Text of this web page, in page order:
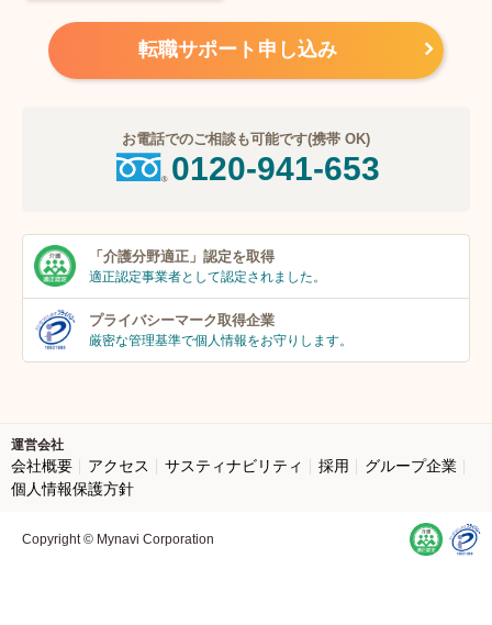
転職サポート申し込み
お電話でのご相談も可能です(携帯 OK)
0120-941-653
「介護分野適正」 認定を取得
適正認定事業者として認定されました。
プライバシーマーク取得企業
厳密な管理基準で個人情報をお守りします。
運営会社
会社概要 アクセス サスティナビリティ 採用
グループ企業
個人情報保護方針
Copyright © Mynavi Corporation